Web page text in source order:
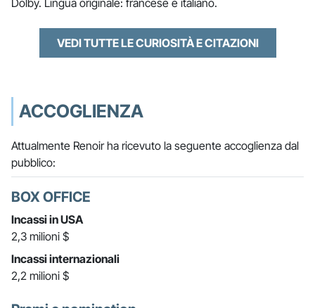
Dolby. Lingua originale: francese e italiano.
VEDI TUTTE LE CURIOSITÀ E CITAZIONI
ACCOGLIENZA
Attualmente Renoir ha ricevuto la seguente accoglienza dal
pubblico:
BOX OFFICE
Incassi in USA
2,3 milioni $
Incassi internazionali
2,2 milioni $